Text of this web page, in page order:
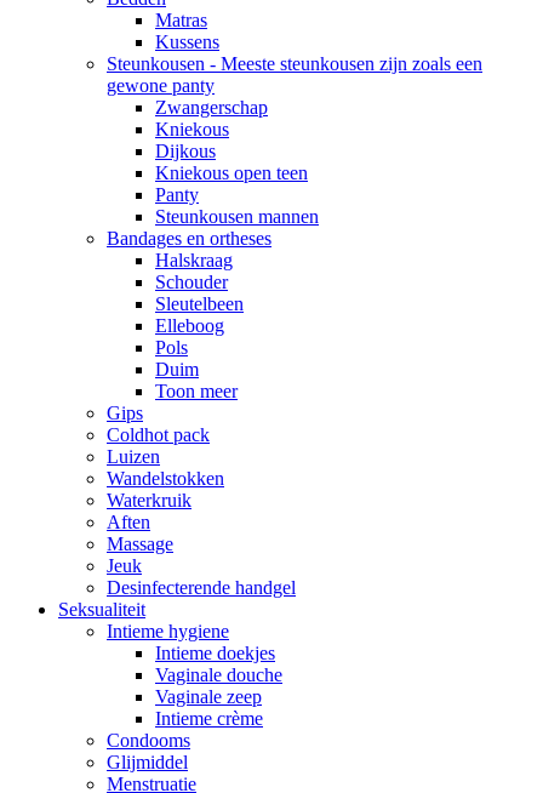
Matras
Kussens
Steunkousen - Meeste steunkousen zijn zoals een
gewone panty
Zwangerschap
Kniekous
Dijkous
Kniekous open teen
Panty
Steunkousen mannen
Bandages en ortheses
Halskraag
Schouder
Sleutelbeen
Elleboog
Pols
Duim
Toon meer
Gips
Coldhot pack
Luizen
Wandelstokken
Waterkruik
Aften
Massage
Jeuk
Desinfecterende handgel
Seksualiteit
Intieme hygiene
Intieme doekjes
Vaginale douche
Vaginale zeep
Intieme crème
Condooms
Glijmiddel
Menstruatie